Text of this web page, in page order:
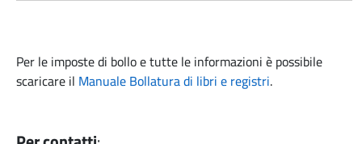
Per le imposte di bollo e tutte le informazioni è possibile
scaricare il Manuale Bollatura di libri e registri.